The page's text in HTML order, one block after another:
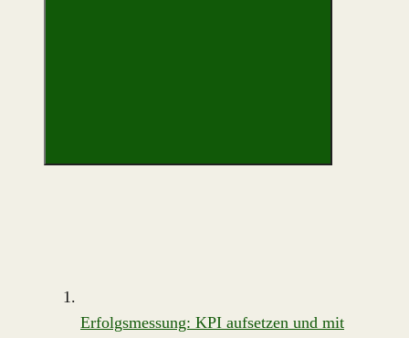
Erfolgsmessung: KPI aufsetzen und mit